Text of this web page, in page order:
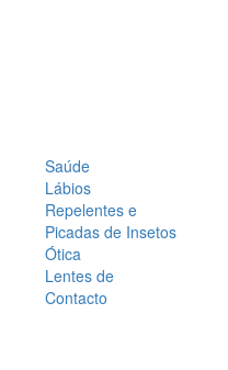
Saúde
Lábios
Repelentes e
Picadas de Insetos
Ótica
Lentes de
Contacto